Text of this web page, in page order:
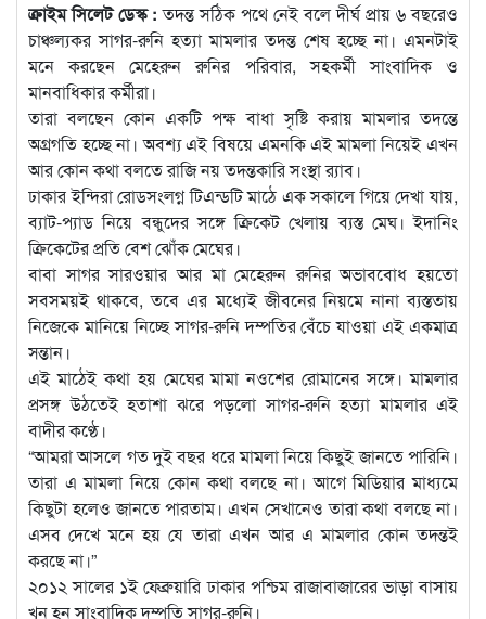
ক্রাইম সিলেট ডেস্ক : তদন্ত সঠিক পথে নেই বলে দীর্ঘ প্রায় ৬ বছরেও
চাঞ্চল্যকর সাগর-রুনি হত্যা মামলার তদন্ত শেষ হচ্ছে না। এমনটাই
মনে করছেন মেহেরুন রুনির পরিবার, সহকর্মী সাংবাদিক ও
মানবাধিকার কর্মীরা।
তারা বলছেন কোন একটি পক্ষ বাধা সৃষ্টি করায় মামলার তদন্তে
অগ্রগতি হচ্ছে না। অবশ্য এই বিষয়ে এমনকি এই মামলা নিয়েই এখন
আর কোন কথা বলতে রাজি নয় তদন্তকারি সংস্থা র‍্যাব।
ঢাকার ইন্দিরা রোডসংলগ্ন টিএন্ডটি মাঠে এক সকালে গিয়ে দেখা যায়,
ব্যাট-প্যাড নিয়ে বন্ধুদের সঙ্গে ক্রিকেট খেলায় ব্যস্ত মেঘ। ইদানিং
ক্রিকেটের প্রতি বেশ ঝোঁক মেঘের।
বাবা সাগর সারওয়ার আর মা মেহেরুন রুনির অভাববোধ হয়তো
সবসময়ই থাকবে, তবে এর মধ্যেই জীবনের নিয়মে নানা ব্যস্ততায়
নিজেকে মানিয়ে নিচ্ছে সাগর-রুনি দম্পতির বেঁচে যাওয়া এই একমাত্র
সন্তান।
এই মাঠেই কথা হয় মেঘের মামা নওশের রোমানের সঙ্গে। মামলার
প্রসঙ্গ উঠতেই হতাশা ঝরে পড়লো সাগর-রুনি হত্যা মামলার এই
বাদীর কণ্ঠে।
“আমরা আসলে গত দুই বছর ধরে মামলা নিয়ে কিছুই জানতে পারিনি।
তারা এ মামলা নিয়ে কোন কথা বলছে না। আগে মিডিয়ার মাধ্যমে
কিছুটা হলেও জানতে পারতাম। এখন সেখানেও তারা কথা বলছে না।
এসব দেখে মনে হয় যে তারা এখন আর এ মামলার কোন তদন্তই
করছে না।”
২০১২ সালের ১ই ফেব্রুয়ারি ঢাকার পশ্চিম রাজাবাজারের ভাড়া বাসায়
খুন হন সাংবাদিক দম্পতি সাগর-রুনি।